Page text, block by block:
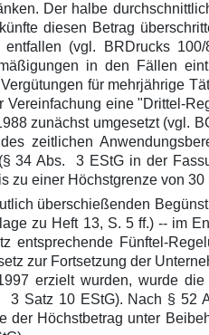
Der halbe
diesen Betrag
(vgl. BRDrucks
in den Fällen
für mehrjährige
eine "Drittel-
zunächst umgesetzt (vgl.
zeitlichen
34 Abs. 3 EStG in der
zu einer Höchstgrenze von
überschießenden
zu Heft 13, S. 5 ff.) -- im
entsprechende Fünftel-
zur Fortsetzung der
erzielt wurden, wurde
3 Satz 10 EStG). Nach §
der Höchstbetrag unter